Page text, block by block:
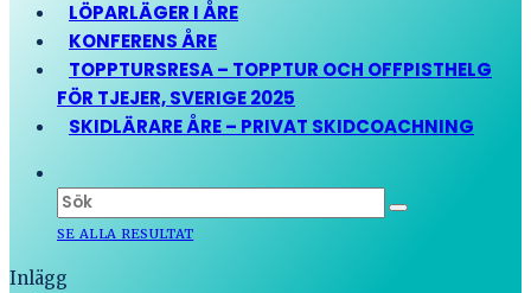
LÖPARLÄGER I ÅRE
KONFERENS ÅRE
TOPPTURSRESA – TOPPTUR OCH OFFPISTHELG
FÖR TJEJER, SVERIGE 2025
SKIDLÄRARE ÅRE – PRIVAT SKIDCOACHNING
SE ALLA RESULTAT
Inlägg